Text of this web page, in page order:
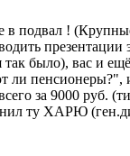
подвал !
было), вас и
пенсионеры?",
всего за 9000
ту ХАРЮ